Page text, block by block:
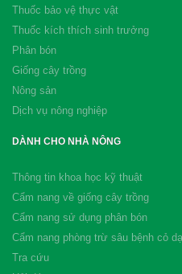
Thuốc bảo vệ thực vật
Thuốc kích thích sinh trưởng
Phân bón
Giống cây trồng
Nông sản
Dịch vụ nông nghiệp
DÀNH CHO NHÀ NÔNG
Thông tin khoa học kỹ thuật
Cẩm nang về giống cây trồng
Cẩm nang sử dụng phân bón
Cẩm nang phòng trừ sâu bệnh cỏ
Tra cứu